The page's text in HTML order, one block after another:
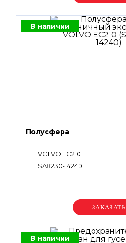
В наличии
Полусфера
VOLVO EC210
SA8230-14240
Уточняйте
В наличии